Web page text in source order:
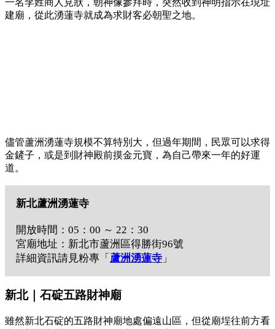
建廟，從此湧蓮寺就成為求財客必朝聖之地。
儘管蘆洲湧蓮寺規模不算特別大，但過年期間，民眾可以求得
金鏟子，或是到財神殿前摸金元寶，為自己帶來一年的好運
道。
新北蘆洲湧蓮寺
開放時間：05：00 ～ 22：30
宮廟地址：新北市蘆洲區得勝街96號
詳細資訊請見粉專「 蘆洲湧蓮寺 」
新北｜石碇五路財神廟
雖然新北石碇的五路財神廟地處偏遠山區，但從廟埕往前方看